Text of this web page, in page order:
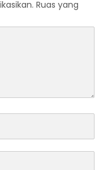
Ruas yang